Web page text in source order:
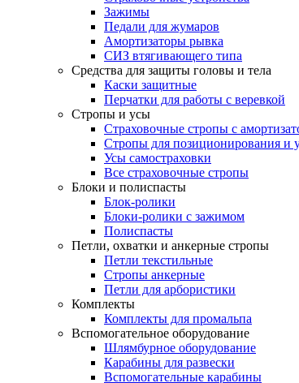
Зажимы
Педали для жумаров
Амортизаторы рывка
СИЗ втягивающего типа
Средства для защиты головы и тела
Каски защитные
Перчатки для работы с веревкой
Стропы и усы
Страховочные стропы с
Стропы для позиционирования и
Усы самостраховки
Все страховочные стропы
Блоки и полиспасты
Блок-ролики
Блоки-ролики с зажимом
Полиспасты
Петли, охватки и анкерные стропы
Петли текстильные
Стропы анкерные
Петли для арбористики
Комплекты
Комплекты для промальпа
Вспомогательное оборудование
Шлямбурное оборудование
Карабины для развески
Вспомогательные карабины